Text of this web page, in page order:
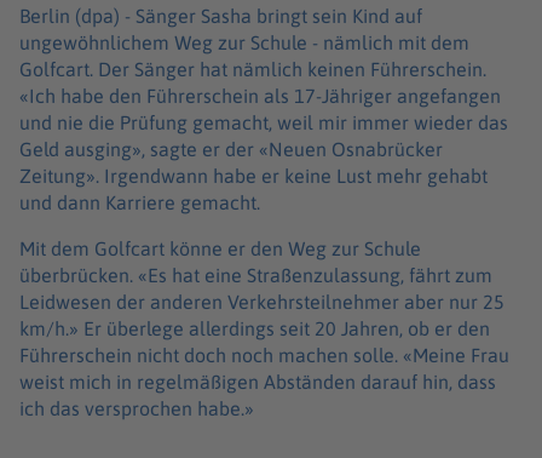
Berlin (dpa) - Sänger Sasha bringt sein Kind auf
ungewöhnlichem Weg zur Schule - nämlich mit dem
Golfcart. Der Sänger hat nämlich keinen Führerschein.
«Ich habe den Führerschein als 17-Jähriger angefangen
und nie die Prüfung gemacht, weil mir immer wieder das
Geld ausging», sagte er der «Neuen Osnabrücker
Zeitung». Irgendwann habe er keine Lust mehr gehabt
und dann Karriere gemacht.
Mit dem Golfcart könne er den Weg zur Schule
überbrücken. «Es hat eine Straßenzulassung, fährt zum
Leidwesen der anderen Verkehrsteilnehmer aber nur 25
km/h.» Er überlege allerdings seit 20 Jahren, ob er den
Führerschein nicht doch noch machen solle. «Meine Frau
weist mich in regelmäßigen Abständen darauf hin, dass
ich das versprochen habe.»